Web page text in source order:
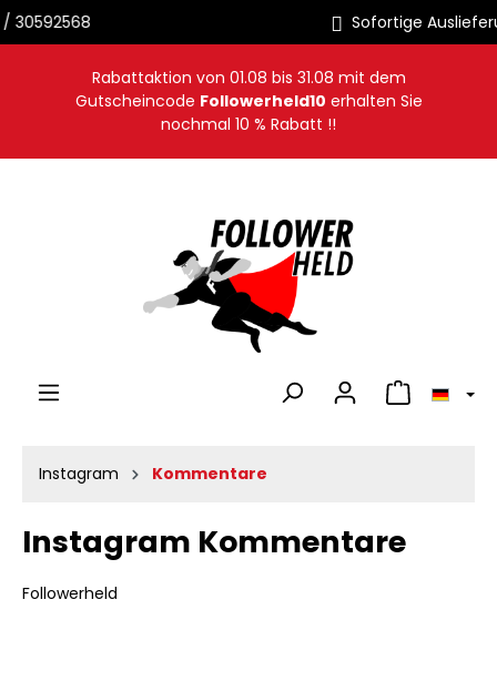
springen Sofortige Auslieferung
Rabattaktion von 01.08 bis 31.08 mit dem
Gutscheincode Followerheld10 erhalten Sie
nochmal 10 % Rabatt !!
Warenkorb
Instagram Kommentare
Instagram Kommentare
Followerheld